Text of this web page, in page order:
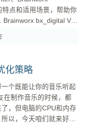
点和适用场景，帮助你
化策略
个既能让你的音乐听起
在制作音乐的时候，都
，但电脑的CPU和内存
以，今天咱们就来好好